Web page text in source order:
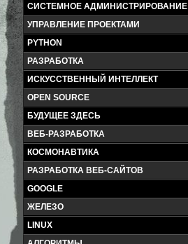
СИСТЕМНОЕ АДМИНИСТРИРОВАНИЕ
УПРАВЛЕНИЕ ПРОЕКТАМИ
PYTHON
РАЗРАБОТКА
ИСКУССТВЕННЫЙ ИНТЕЛЛЕКТ
OPEN SOURCE
БУДУЩЕЕ ЗДЕСЬ
ВЕБ-РАЗРАБОТКА
КОСМОНАВТИКА
РАЗРАБОТКА ВЕБ-САЙТОВ
GOOGLE
ЖЕЛЕЗО
LINUX